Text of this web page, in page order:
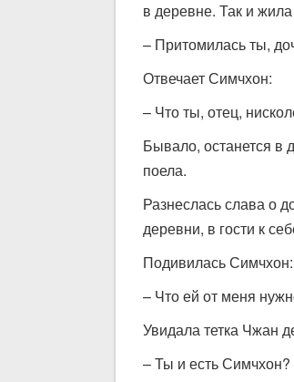
в деревне. Так и
– Притомилась ты,
Отвечает Симчхон:
– Что ты, отец,
Бывало, останется в
поела.
Разнеслась слава о
деревни, в гости к
Подивилась Симчхон:
– Что ей от меня
Увидала тетка Чжан
– Ты и есть